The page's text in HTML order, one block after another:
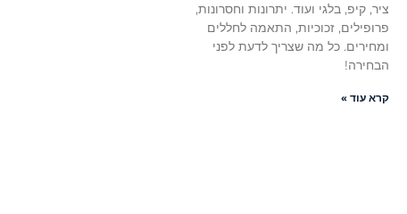
ציר, קיפ, בלגי ועוד. יתרונות וחסרונות,
פרופילים, זכוכיות, התאמה לחללים
ומחירים. כל מה שצריך לדעת לפני
הבחירה!
קרא עוד »